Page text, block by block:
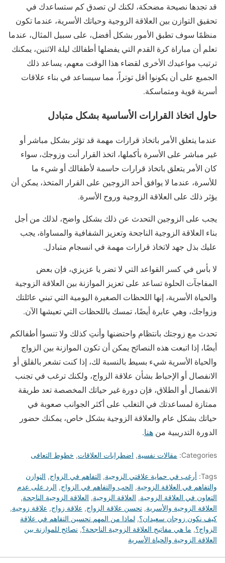
قد تجدها نصيحة مضحكة، لكنك لن تصدق كم ستساعدك في
تحقيق التوازن بين العلاقة الزوجية وحياتك الأسرية، عندما تكون
منظمًا سوف تطبق الأمور بشكل أفضل، على سبيل المثال، عندما
تعلم أن مباراة كرة القدم التي يفضلها أطفالك ليلة الاثنين، يمكنك
ترتيب مواعيدك الأخرى لقضاء هذا الوقت معهم، يساعد ذلك
الجميع على أن يكونوا أقل توتراً، مما سيساعد في بناء علاقات
أسرية قوية ومتماسكة.
حاول اتخاذ القرارات الأساسية بشكل متبادل
عندما يتعلق الأمر باتخاذ قرارات مهمة قد تؤثر بشكل مباشر أو
غير مباشر على الأسرة بأكملها، اتخذ القرار أنت وزوجك، سواء
كان الأمر يتعلق باتخاذ قرارات حاسمة لأطفالك أو شيء ما
للأسرة، عندما لا يوافق أحد الزوجين على القرار المتخذ، يمكن أن
يؤثر ذلك على العلاقة الزوجية وروح الأسرة.
يجب على الزوجين التحدث عن ذلك بشكل واضح، لذلك من أجل
بناء العلاقة الزوجية الناجحة وتعزيز الشفافية والمساواة، يجب
عليك بذل جهد لاتخاذ قرارات مهمة في انسجام متبادل.
لا بأس في كسر القواعد التي لا تضر يا عزيزي، فإن بعض
المفاجآت الحلوة تساعد على تعزيز الموازنة بين العلاقة الزوجية
والحياة الأسرية، إنها اللحظات الصغيرة اليومية التي تبني عائلتك
وزواجك، وهي عابرة أيضًا، تمسك باللحظات التي تعيشها الآن.
تحدث مع زوجتك بانتظام واحتضنها وأنتِ كذلك ولا تنسوا أطفالكم
أيضًا، إذا اتبعت هذه النصائح يمكن أن تكون الموازنة بين الزواج
والحياة الأسرية شيء بسيط بالنسبة لك، إذا كنت تشعر بالقلق أو
الانفصال أو الإحباط بشأن علاقة الزواج، ولكنك ترغب في تجنب
الانفصال أو الطلاق، فإن دورة غير حياتك المخصصة تعد طريقة
ممتازة لمساعدتك في التغلب على أكثر الجوانب صعوبة في
حياتك بشكل عام والعلاقة الزوجية بشكل خاص، يمكنك حضور
الدورة التدريبية من هنا.
Categories: مقالات نفسية, اضطرابات العلاقات, خطوط التعافى
Tags: أرغب في حماية علاقتي الزوجية, التفاهم في الزواج, التوازن
والتفاهم في العلاقة الزوجية, الحب والتفاهم في الزواج, الرد على عدم
التعاون في العلاقة الزوجية, العلاقة الزوجية, العلاقة الزوجية الناجحة,
العلاقة الزوجية والأسرية, تحسن علاقة الزواج, علاقة زواج, علاقة زوجية,
كيف نكون زوجان سعيدان؟, لماذا من المهم تحسين التفاهم في علاقة
الزواج؟, ما هي مفاتيح العلاقة الزوجية الناجحة؟, نصائح للموازنة بين
العلاقة الزوجية والحياة الأسرية